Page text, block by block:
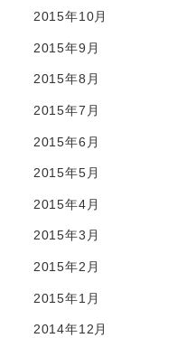
2015年10月
2015年9月
2015年8月
2015年7月
2015年6月
2015年5月
2015年4月
2015年3月
2015年2月
2015年1月
2014年12月